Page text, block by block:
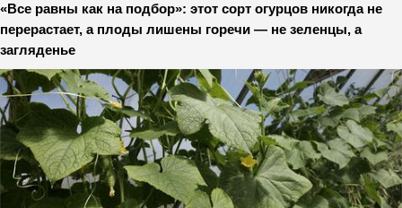
«Все равны как на подбор»: этот сорт огурцов никогда не
перерастает, а плоды лишены горечи — не зеленцы, а
загляденье